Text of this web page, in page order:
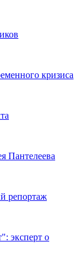
кризиса
Пантелеева
репортаж
эксперт о